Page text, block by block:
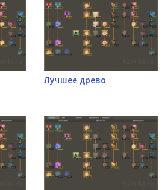
Лучшее древо